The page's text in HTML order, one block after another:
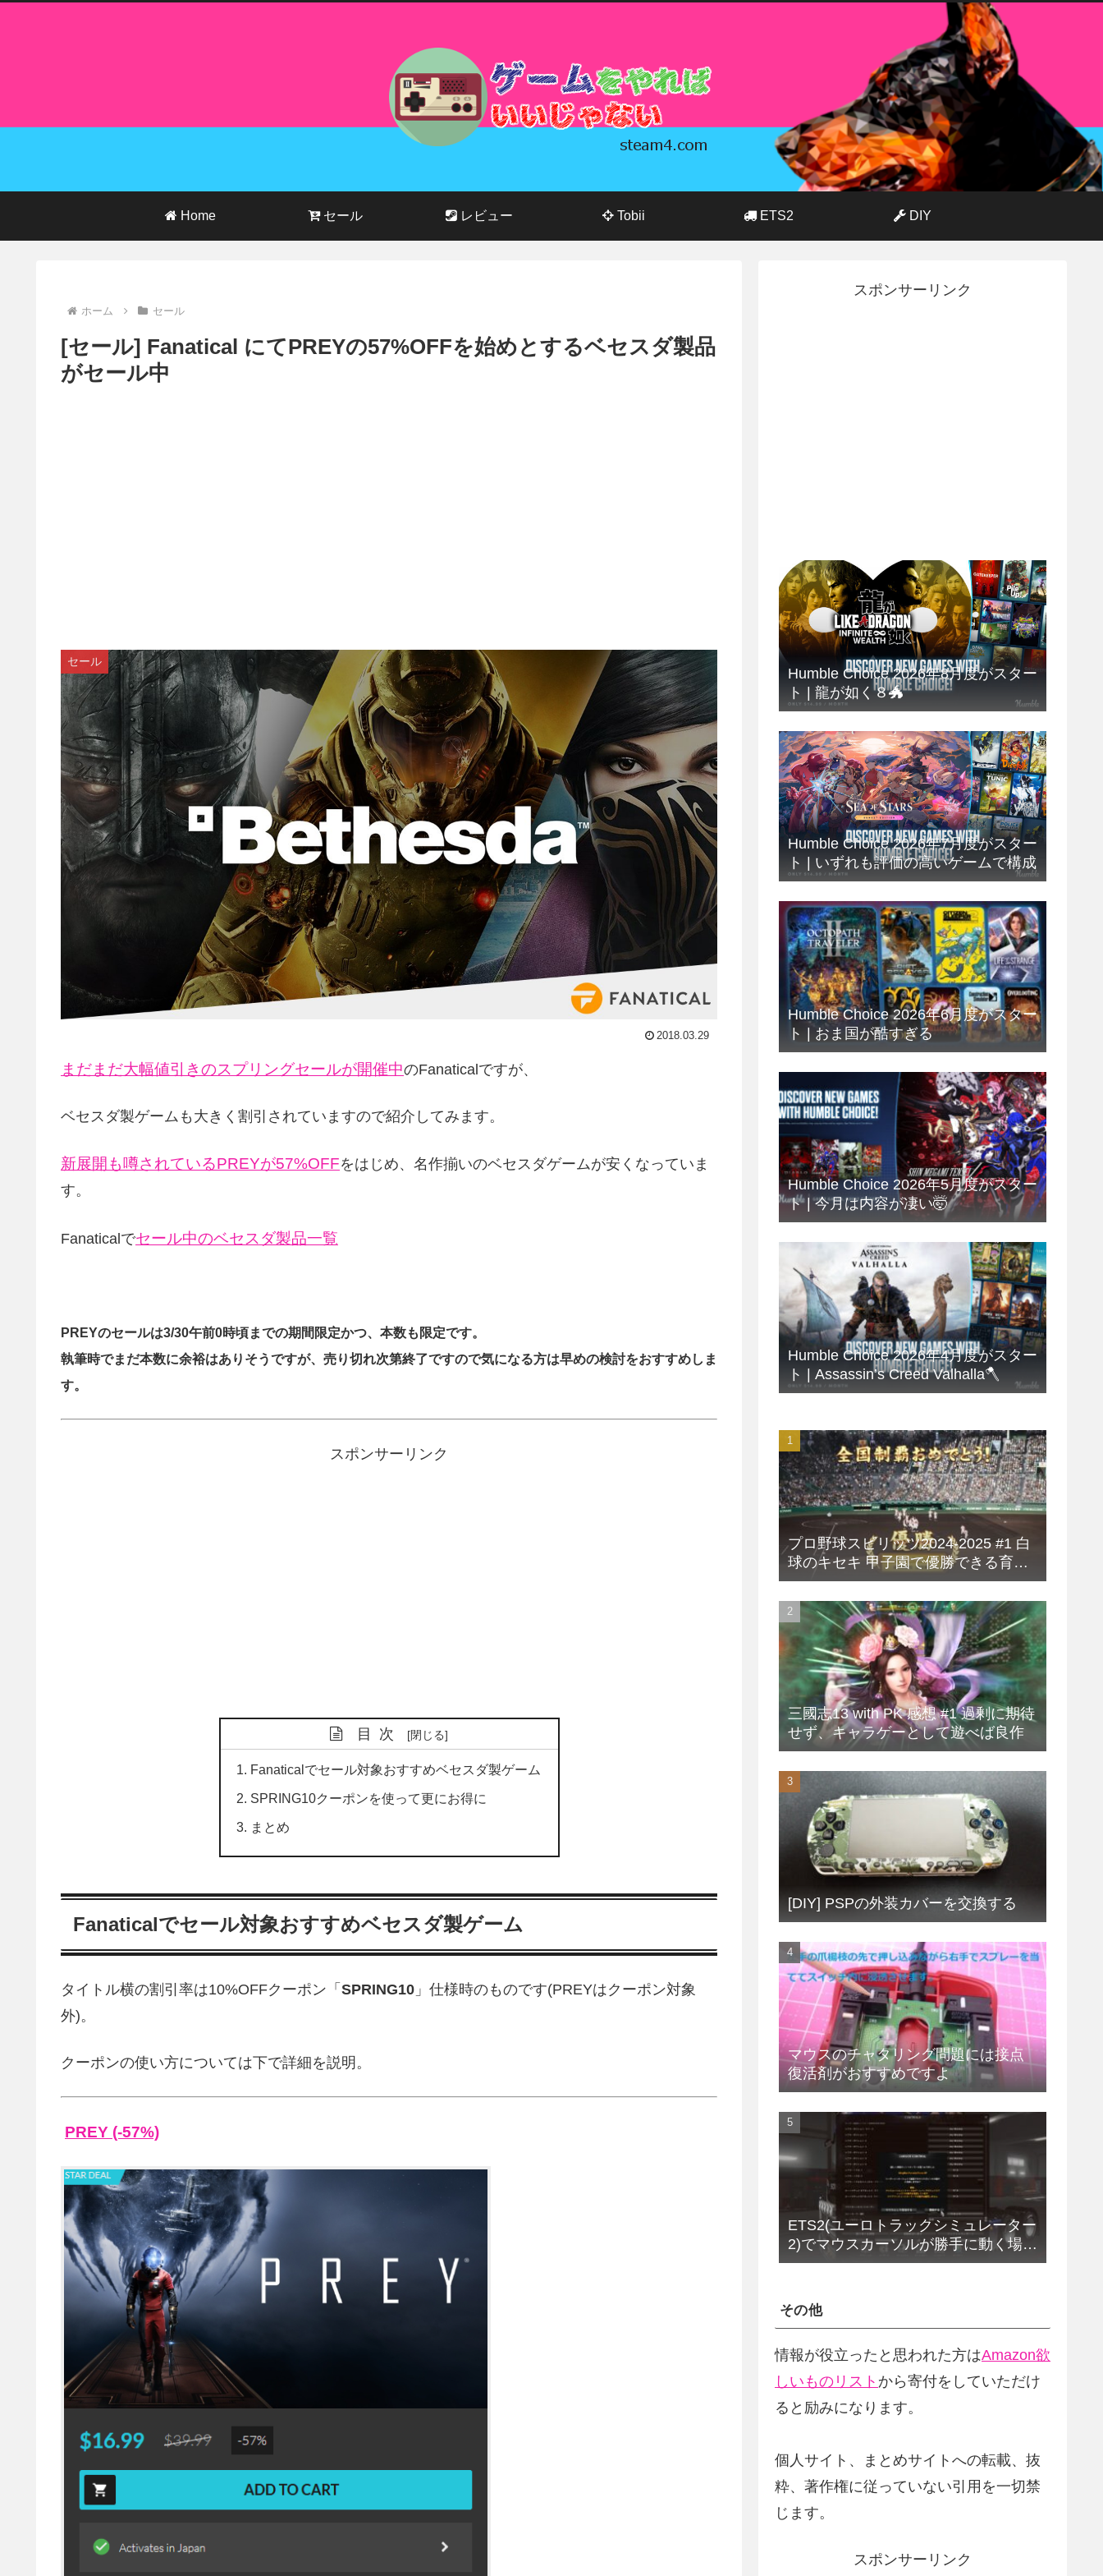
Home セール レビュー Tobii ETS2 DIY
ホーム セール
[セール] Fanatical にてPREYの57%OFFを始めとするベセスダ製品
がセール中
セール
2018.03.29
まだまだ大幅値引きのスプリングセールが開催中のFanaticalですが、
ベセスダ製ゲームも大きく割引されていますので紹介してみます。
新展開も噂されているPREYが57%OFFをはじめ、名作揃いのベセスダゲームが安くなっていま
す。
Fanaticalでセール中のベセスダ製品一覧
PREYのセールは3/30午前0時頃までの期間限定かつ、本数も限定です。
執筆時でまだ本数に余裕はありそうですが、売り切れ次第終了ですので気になる方は早めの検討をおすすめしま
す。
スポンサーリンク
目次
Fanaticalでセール対象おすすめベセスダ製ゲーム
SPRING10クーポンを使って更にお得に
まとめ
Fanaticalでセール対象おすすめベセスダ製ゲーム
タイトル横の割引率は10%OFFクーポン「 SPRING10 」仕様時のものです(PREYはクーポン対象
外)。
クーポンの使い方については下で詳細を説明。
PREY (-57%)
スポンサーリンク
Humble Choice 2026年8月度がスター
ト | 龍が如く８🐲
Humble Choice 2026年7月度がスター
ト | いずれも評価の高いゲームで構成
Humble Choice 2026年6月度がスター
ト | おま国が酷すぎる
Humble Choice 2026年5月度がスター
ト | 今月は内容が凄い🤯
Humble Choice 2026年4月度がスター
ト | Assassin’s Creed Valhalla🪓
プロ野球スピリッツ2024-2025 #1 白
球のキセキ 甲子園で優勝できる育成
方法
三國志13 with PK 感想 #1 過剰に期待
せず、キャラゲーとして遊べば良作
[DIY] PSPの外装カバーを交換する
マウスのチャタリング問題には接点
復活剤がおすすめですよ
ETS2(ユーロトラックシミュレーター
2)でマウスカーソルが勝手に動く場合
の解決法(改定版)
その他
情報が役立ったと思われた方はAmazon欲
しいものリスト から寄付をしていただけ
ると励みになります。
個人サイト、まとめサイトへの転載、抜
粋、著作権に従っていない引用を一切禁
じます。
スポンサーリンク